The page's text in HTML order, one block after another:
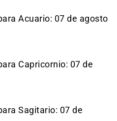
Acuario: 07 de agosto
Capricornio: 07 de
Sagitario: 07 de